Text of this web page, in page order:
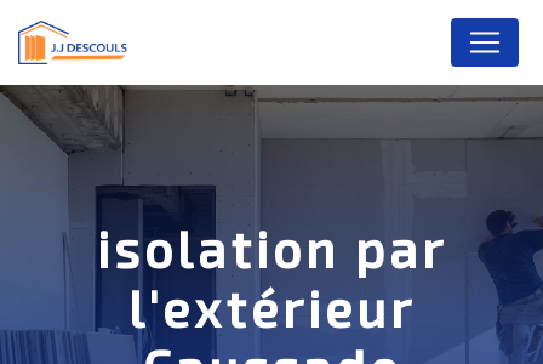
isolation par
l'extérieur
Panneau de gestion des cookies